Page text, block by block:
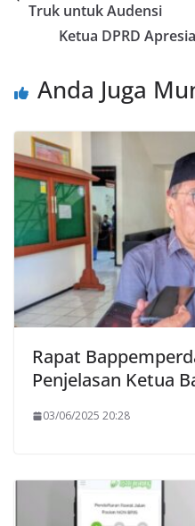
Truk untuk Audensi
Ketua DPRD
Anda Juga
Rapat
Penjelasan Ketua
03/06/2025 20:28